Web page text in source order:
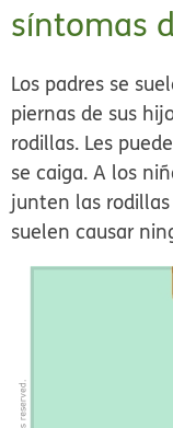
síntomas
Los padres se
piernas de sus
rodillas. Les
se caiga. A los
junten las
suelen causar